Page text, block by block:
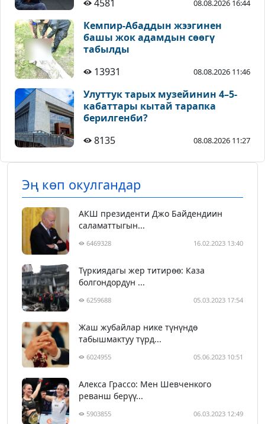
4581 08.08.2026 16:44
Кемпир-Абаддын жээгинен
башы жок адамдын сөөгү
табылды
13931
08.08.2026 11:46
Улуттук тарых музейинин 4–5-
кабаттары кытай тарапка
берилгенби?
8135
08.08.2026 11:27
Эң көп окулгандар
АКШ президенти Джо Байдендиин
саламаттыгын...
6469328 16.02.2023 13:40
Түркиядагы жер титирөө: Каза
болгондордун ...
6259688 05.03.2023 17:54
Жаш жубайлар нике түнүндө
табышмактуу түрд...
6024955 05.06.2023 10:51
Алекса Грассо: Мен Шевченкого
реванш берүү...
5903855 06.03.2023 12:49